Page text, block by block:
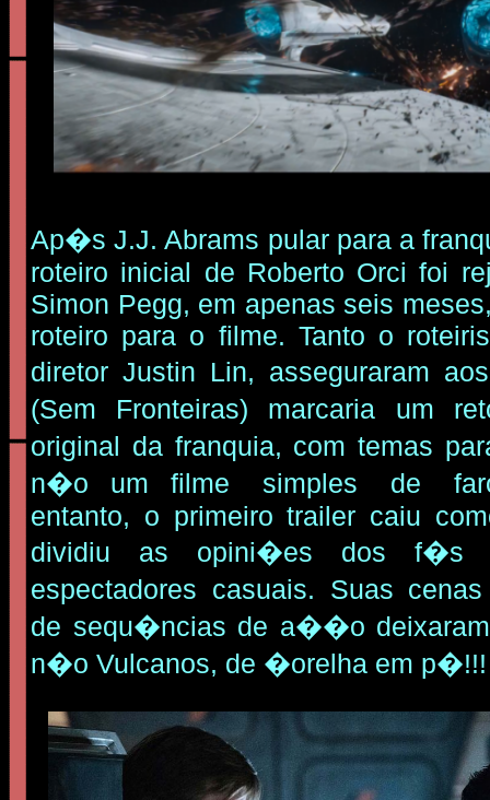
Ap�s J.J. Abrams pular para a
roteiro inicial de Roberto Orci foi
Simon Pegg, em apenas seis
roteiro para o filme. Tanto o
diretor Justin Lin, asseguraram
(Sem Fronteiras) marcaria um
original da franquia, com temas
n�o um filme simples de
entanto, o primeiro trailer caiu
dividiu as opini�es dos f�s
espectadores casuais. Suas
de sequ�ncias de a��o
n�o Vulcanos, de �orelha em p�!!!